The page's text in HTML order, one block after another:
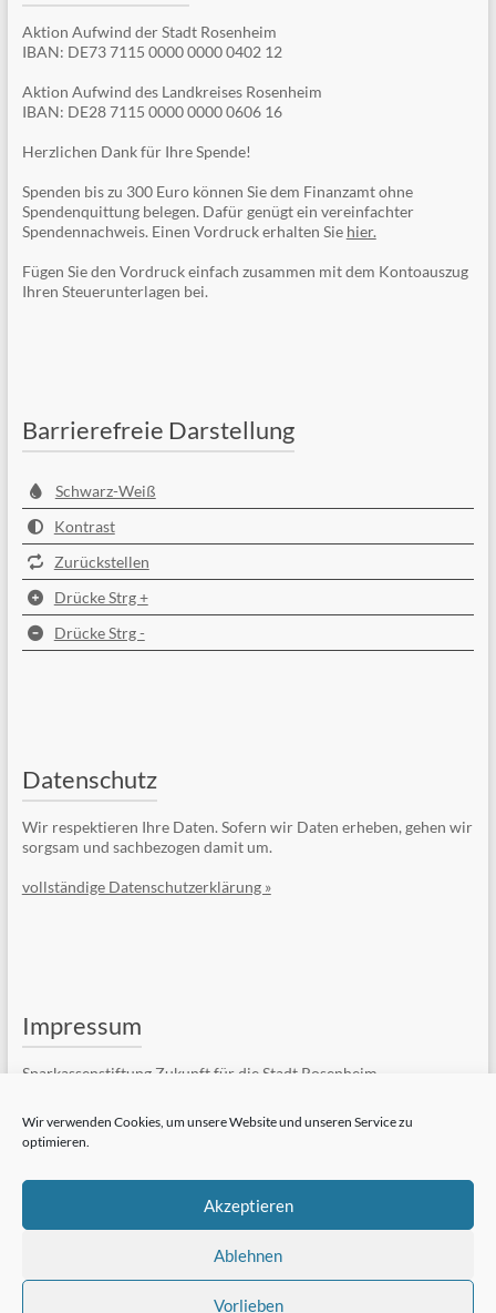
Wir verwenden Cookies, um unsere Website und unseren Service zu
optimieren.
Akzeptieren
Ablehnen
Vorlieben
Aktion Aufwind der Stadt Rosenheim
IBAN: DE73 7115 0000 0000 0402 12
Aktion Aufwind des Landkreises Rosenheim
IBAN: DE28 7115 0000 0000 0606 16
Herzlichen Dank für Ihre Spende!
Spenden bis zu 300 Euro können Sie dem Finanzamt ohne
Spendenquittung belegen. Dafür genügt ein vereinfachter
Spendennachweis. Einen Vordruck erhalten Sie hier.
Fügen Sie den Vordruck einfach zusammen mit dem Kontoauszug
Ihren Steuerunterlagen bei.
Barrierefreie Darstellung
Schwarz-Weiß
Kontrast
Zurückstellen
Drücke Strg +
Drücke Strg -
Datenschutz
Wir respektieren Ihre Daten. Sofern wir Daten erheben, gehen wir
sorgsam und sachbezogen damit um.
vollständige Datenschutzerklärung »
Impressum
Sparkassenstiftung Zukunft für die Stadt Rosenheim
83022 Rosenheim
Telefon: +49 (8031) 182-84510
vollständiges Impressum »